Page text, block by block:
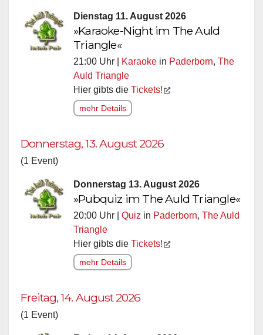
Dienstag 11. August 2026
»Karaoke-Night im The Auld
Triangle«
21:00 Uhr | Karaoke in Paderborn, The
Auld Triangle
Hier gibts die Tickets!
mehr Details
Donnerstag, 13. August 2026
(1 Event)
Donnerstag 13. August 2026
»Pubquiz im The Auld Triangle«
20:00 Uhr | Quiz in Paderborn, The Auld
Triangle
Hier gibts die Tickets!
mehr Details
Freitag, 14. August 2026
(1 Event)